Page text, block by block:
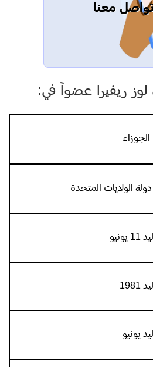
معنا
لوز ريفيرا عضواً في:
الولايات المتحدة
يونيو